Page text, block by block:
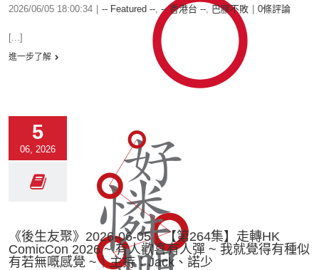
2026/06/05 18:00:34 -- Featured --, -- 香港台 --, 巴膠不敗 0條評論
[...]
進一步了解
5
06, 2026
《後生友聚》2026-06-05︱【第264集】走轉HK
ComicCon 2026 ~ 有人歡喜有人彈 ~ 我就覺得有種似
有若無嘅感覺 ~｜主持：Jack、諾少